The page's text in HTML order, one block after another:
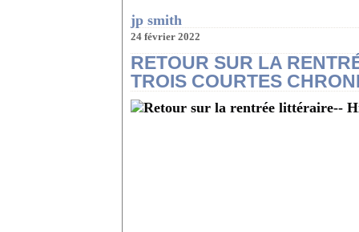
jp smith
24 février 2022
RETOUR SUR LA
TROIS COURTES